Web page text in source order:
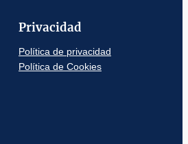
Privacidad
Política de privacidad
Política de Cookies